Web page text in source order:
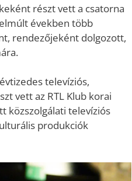
részt vett a csatorna
években több
rendezőjeként dolgozott,
televíziós,
vett az RTL Klub korai
közszolgálati televíziós
produkciók